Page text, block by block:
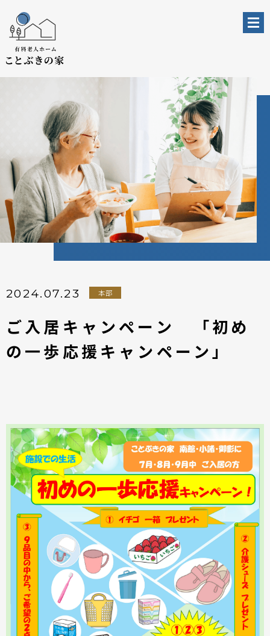
2024.07.23 本部
ご入居キャンペーン 「初め
の一歩応援キャンペーン」